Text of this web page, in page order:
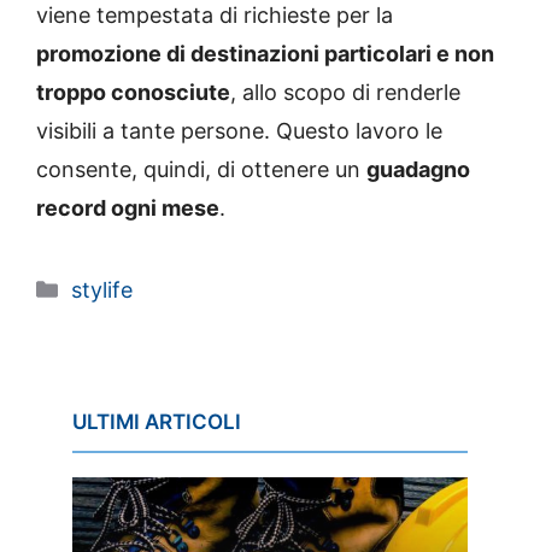
viene tempestata di richieste per la
promozione di destinazioni particolari e non
troppo conosciute, allo scopo di renderle
visibili a tante persone. Questo lavoro le
consente, quindi, di ottenere un guadagno
record ogni mese.
Categorie
stylife
ULTIMI ARTICOLI